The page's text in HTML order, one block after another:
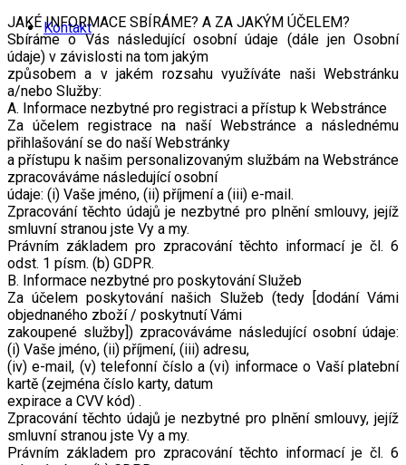
Kontakt
JAKÉ INFORMACE SBÍRÁME? A ZA JAKÝM ÚČELEM?
Sbíráme o Vás následující osobní údaje (dále jen Osobní
údaje) v závislosti na tom jakým
způsobem a v jakém rozsahu využíváte naši Webstránku
a/nebo Služby:
A. Informace nezbytné pro registraci a přístup k Webstránce
Za účelem registrace na naší Webstránce a následnému
přihlašování se do naší Webstránky
a přístupu k našim personalizovaným službám na Webstránce
zpracováváme následující osobní
údaje: (i) Vaše jméno, (ii) příjmení a (iii) e-mail.
Zpracování těchto údajů je nezbytné pro plnění smlouvy, jejíž
smluvní stranou jste Vy a my.
Právním základem pro zpracování těchto informací je čl. 6
odst. 1 písm. (b) GDPR.
B. Informace nezbytné pro poskytování Služeb
Za účelem poskytování našich Služeb (tedy [dodání Vámi
objednaného zboží / poskytnutí Vámi
zakoupené služby]) zpracováváme následující osobní údaje:
(i) Vaše jméno, (ii) příjmení, (iii) adresu,
(iv) e-mail, (v) telefonní číslo a (vi) informace o Vaší platební
kartě (zejména číslo karty, datum
expirace a CVV kód) .
Zpracování těchto údajů je nezbytné pro plnění smlouvy, jejíž
smluvní stranou jste Vy a my.
Právním základem pro zpracování těchto informací je čl. 6